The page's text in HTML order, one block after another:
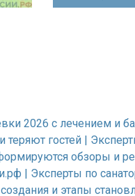
2026 с лечением и
теряют гостей |
обзоры и
| Эксперты по
и этапы